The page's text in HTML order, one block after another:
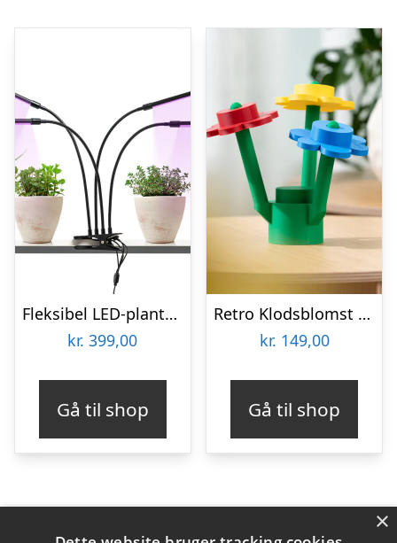
Fleksibel LED-plantelampe – KitchPro
kr. 399,00
Gå til shop
Retro Klodsblomst – Mellem
kr. 149,00
Gå til shop
Varekategorier
×